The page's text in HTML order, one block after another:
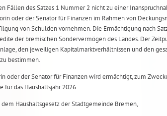
Fällen des Satzes 1 Nummer 2 nicht zu einer
oder der Senator für Finanzen im Rahmen von
von Schulden vornehmen. Die Ermächtigung nach
der bremischen Sondervermögen des Landes. Der
den jeweiligen Kapitalmarktverhältnissen und den
bestimmen.
oder der Senator für Finanzen wird ermächtigt, zum
für das Haushaltsjahr 2026
dem Haushaltsgesetz der Stadtgemeinde Bremen,